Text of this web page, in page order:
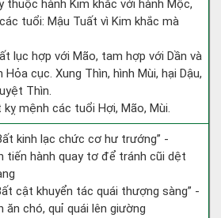
thuộc hành Kim khắc với hành Mộc,
tuổi: Mậu Tuất vì Kim khắc mà
lục hợp với Mão, tam hợp với Dần và
Hỏa cục. Xung Thìn, hình Mùi, hại Dậu,
Thìn.
kỵ mệnh các tuổi Hợi, Mão, Mùi.
kinh lạc chức cơ hư trướng” -
tiến hành quay tơ để tránh cũi dệt
cật khuyển tác quái thượng sàng” -
ăn chó, quỉ quái lên giường